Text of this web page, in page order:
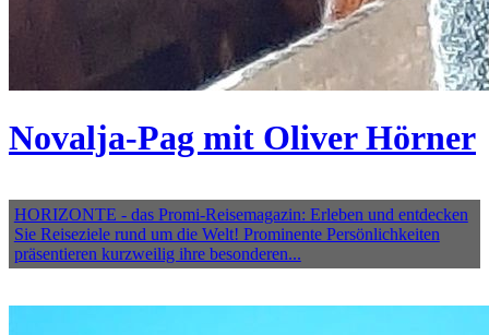
Novalja-Pag mit Oliver Hörner
HORIZONTE - das Promi-Reisemagazin: Erleben und entdecken
Sie Reiseziele rund um die Welt! Prominente Persönlichkeiten
präsentieren kurzweilig ihre besonderen...